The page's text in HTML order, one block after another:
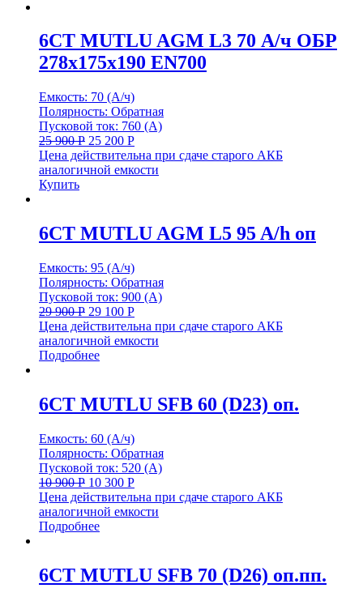
6СТ MUTLU AGM L3 70 А/ч ОБР
278x175x190 EN700
Емкость: 70 (А/ч)
Полярность: Обратная
Пусковой ток: 760 (А)
25 900Р 25 200 Р
Цена действительна при сдаче старого АКБ
аналогичной емкости
Купить
6СТ MUTLU AGM L5 95 A/h оп
Емкость: 95 (А/ч)
Полярность: Обратная
Пусковой ток: 900 (А)
29 900Р 29 100 Р
Цена действительна при сдаче старого АКБ
аналогичной емкости
Подробнее
6СТ MUTLU SFB 60 (D23) оп.
Емкость: 60 (А/ч)
Полярность: Обратная
Пусковой ток: 520 (А)
10 900Р 10 300 Р
Цена действительна при сдаче старого АКБ
аналогичной емкости
Подробнее
6СТ MUTLU SFB 70 (D26) оп.пп.